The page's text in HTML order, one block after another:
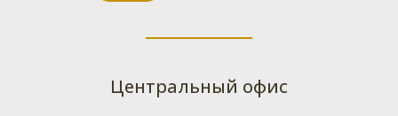
Центральный офис